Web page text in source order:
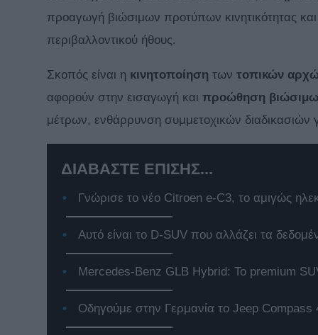
προαγωγή βιώσιμων προτύπων κινητικότητας
περιβαλλοντικού ήθους.
Σκοπός είναι η κινητοποίηση των τοπικών
αφορούν στην εισαγωγή και προώθηση
μέτρων, ενθάρρυνση συμμετοχικών διαδικασιών
ΔΙΑΒΑΣΤΕ ΕΠΙΣΗΣ...
Γνώρισε το νέο Citroen e-C3, το αμιγώς
Αυτό είναι το D-SUV που αλλάζει τα
Mercedes-Benz GLB Hybrid: Το premium
Οδηγούμε στην Γερμανία το Jeep Compass